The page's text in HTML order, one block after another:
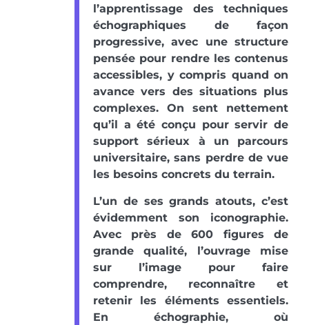
l’apprentissage des techniques
échographiques de façon
progressive, avec une structure
pensée pour rendre les contenus
accessibles, y compris quand on
avance vers des situations plus
complexes. On sent nettement
qu’il a été conçu pour servir de
support sérieux à un parcours
universitaire, sans perdre de vue
les besoins concrets du terrain.
L’un de ses grands atouts, c’est
évidemment son iconographie.
Avec près de 600 figures de
grande qualité, l’ouvrage mise
sur l’image pour faire
comprendre, reconnaître et
retenir les éléments essentiels.
En échographie, où